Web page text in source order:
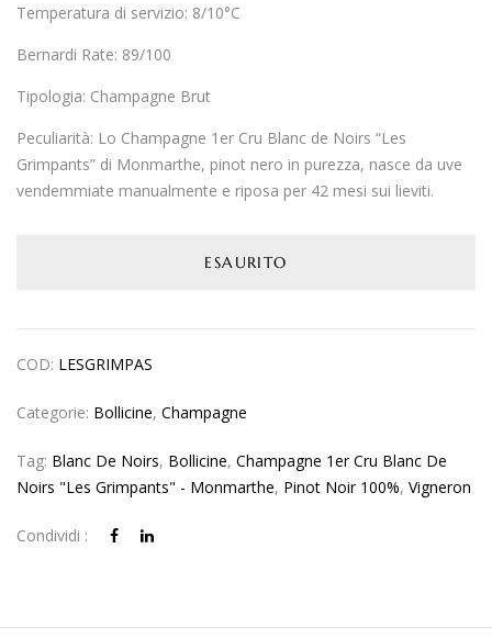
Temperatura di servizio: 8/10°C
Bernardi Rate: 89/100
Tipologia: Champagne Brut
Peculiarità: Lo Champagne 1er Cru Blanc de Noirs “Les
Grimpants” di Monmarthe, pinot nero in purezza, nasce da uve
vendemmiate manualmente e riposa per 42 mesi sui lieviti.
ESAURITO
COD: LESGRIMPAS
Categorie: Bollicine, Champagne
Tag: Blanc De Noirs, Bollicine, Champagne 1er Cru Blanc De
Noirs "Les Grimpants" - Monmarthe, Pinot Noir 100%, Vigneron
Condividi :